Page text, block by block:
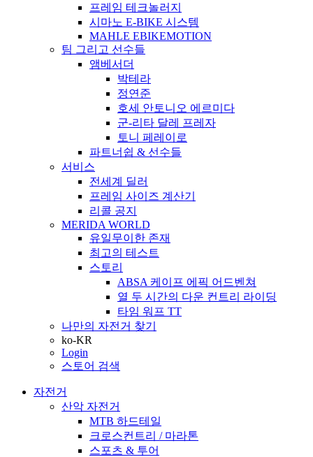
프레임 테크놀러지
시마노 E-BIKE 시스템
MAHLE EBIKEMOTION
팀 그리고 선수들
앰베서더
박테라
정연준
호세 안토니오 에르미다
군-리타 달레 프레자
토니 페레이로
파트너쉽 & 선수들
서비스
전세계 딜러
프레임 사이즈 계산기
리콜 공지
MERIDA WORLD
유일무이한 존재
최고의 테스트
스토리
ABSA 케이프 에픽 어드벤쳐
열 두 시간의 다운 컨트리 라이딩
타임 워프 TT
나만의 자전거 찾기
ko-KR
Login
스토어 검색
자전거
산악 자전거
MTB 하드테일
크로스컨트리 / 마라톤
스포츠 & 투어